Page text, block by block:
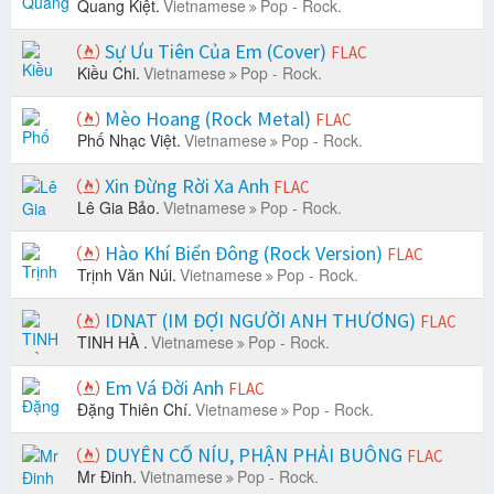
Quang Kiệt. Vietnamese Pop - Rock.
Sự Ưu Tiên Của Em (Cover) FLAC
Kiều Chi. Vietnamese Pop - Rock.
Mèo Hoang (Rock Metal) FLAC
Phố Nhạc Việt. Vietnamese Pop - Rock.
Xin Đừng Rời Xa Anh FLAC
Lê Gia Bảo. Vietnamese Pop - Rock.
Hào Khí Biển Đông (Rock Version) FLAC
Trịnh Văn Núi. Vietnamese Pop - Rock.
IDNAT (IM ĐỢI NGƯỜI ANH THƯƠNG) FLAC
TINH HÀ . Vietnamese Pop - Rock.
Em Vá Đời Anh FLAC
Đặng Thiên Chí. Vietnamese Pop - Rock.
DUYÊN CỐ NÍU, PHẬN PHẢI BUÔNG FLAC
Mr Đinh. Vietnamese Pop - Rock.